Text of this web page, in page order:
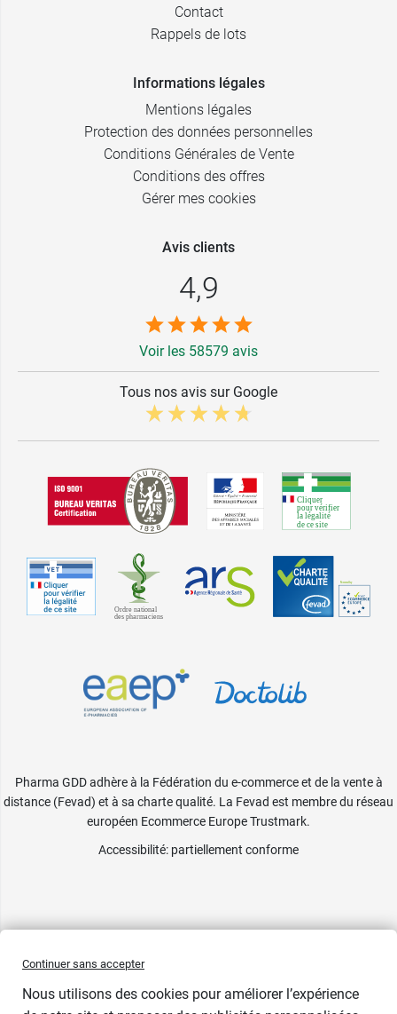
Contact
Rappels de lots
Informations légales
Mentions légales
Protection des données personnelles
Conditions Générales de Vente
Conditions des offres
Gérer mes cookies
Avis clients
4,9
Voir les 58579 avis
Tous nos avis sur Google
Pharma GDD adhère à la Fédération du e-commerce et de la vente à
distance (Fevad) et à sa charte qualité. La Fevad est membre du réseau
européen Ecommerce Europe Trustmark.
Accessibilité: partiellement conforme
Continuer sans accepter
Nous utilisons des cookies pour améliorer l’expérience